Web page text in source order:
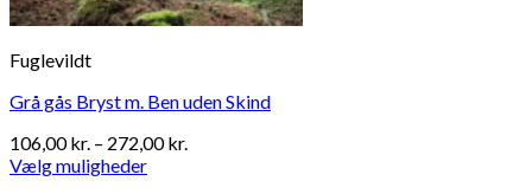
Fuglevildt
Grå gås Bryst m. Ben uden Skind
106,00kr. – 272,00kr.
Vælg muligheder